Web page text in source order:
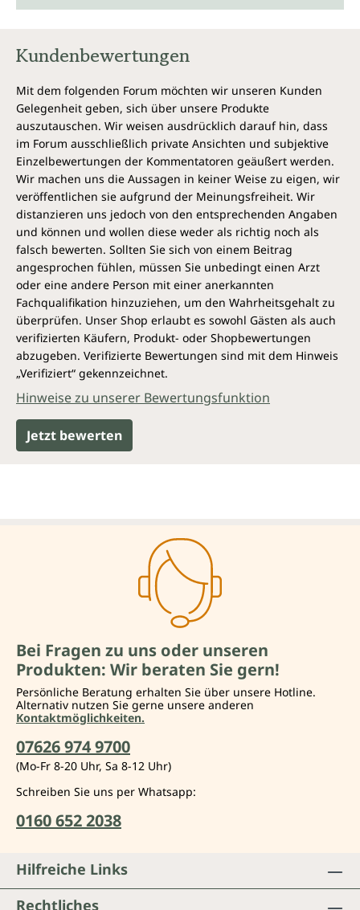
Kundenbewertungen
Mit dem folgenden Forum möchten wir unseren Kunden
Gelegenheit geben, sich über unsere Produkte
auszutauschen. Wir weisen ausdrücklich darauf hin, dass
im Forum ausschließlich private Ansichten und subjektive
Einzelbewertungen der Kommentatoren geäußert werden.
Wir machen uns die Aussagen in keiner Weise zu eigen, wir
veröffentlichen sie aufgrund der Meinungsfreiheit. Wir
distanzieren uns jedoch von den entsprechenden Angaben
und können und wollen diese weder als richtig noch als
falsch bewerten. Sollten Sie sich von einem Beitrag
angesprochen fühlen, müssen Sie unbedingt einen Arzt
oder eine andere Person mit einer anerkannten
Fachqualifikation hinzuziehen, um den Wahrheitsgehalt zu
überprüfen. Unser Shop erlaubt es sowohl Gästen als auch
verifizierten Käufern, Produkt- oder Shopbewertungen
abzugeben. Verifizierte Bewertungen sind mit dem Hinweis
„Verifiziert“ gekennzeichnet.
Hinweise zu unserer Bewertungsfunktion
Jetzt bewerten
Bei Fragen zu uns oder unseren
Produkten: Wir beraten Sie gern!
Persönliche Beratung erhalten Sie über unsere Hotline.
Alternativ nutzen Sie gerne unsere anderen
Kontaktmöglichkeiten.
07626 974 9700
(Mo-Fr 8-20 Uhr, Sa 8-12 Uhr)
Schreiben Sie uns per Whatsapp:
0160 652 2038
Hilfreiche Links
Rechtliches